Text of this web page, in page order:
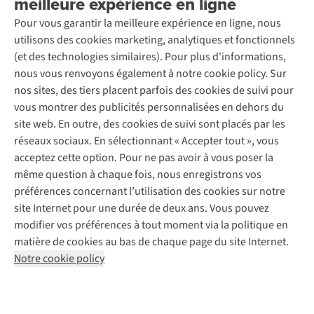
Pour vous garantir la meilleure expérience en ligne, nous
utilisons des cookies marketing, analytiques et fonctionnels
(et des technologies similaires). Pour plus d'informations,
nous vous renvoyons également à notre cookie policy. Sur
nos sites, des tiers placent parfois des cookies de suivi pour
vous montrer des publicités personnalisées en dehors du
site web. En outre, des cookies de suivi sont placés par les
réseaux sociaux. En sélectionnant « Accepter tout », vous
acceptez cette option. Pour ne pas avoir à vous poser la
même question à chaque fois, nous enregistrons vos
préférences concernant l’utilisation des cookies sur notre
site Internet pour une durée de deux ans. Vous pouvez
modifier vos préférences à tout moment via la politique en
matière de cookies au bas de chaque page du site Internet.
Notre cookie policy
Garantie
Contactez-nous
Nos magasins
À propos d’A.S.Adventure
Déclaration d'accessibilité
Entretien de ski
Service de lavage
Entretien de chaussures
Réparation de chaussures
Réparation de vêtements
Retouches
Pour les entreprises
A.S.Magazine
Explore Camp
Gear Check
Expertise & conseils
Abonnez-vous à la newsletter
Suivez-nous
Mentions légales
Politique de confidentialité
Conditions générales
Cookie Policy
AS Adventure Luxemburg SA,